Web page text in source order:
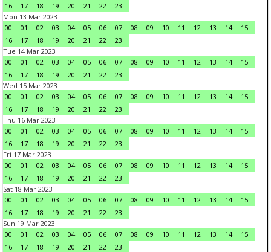
16 17 18 19 20 21 22
23
Mon 13 Mar 2023
00
01 02 03 04 05 06 07 08 09 10 11 12 13 14
15
16
17 18 19 20 21 22
23
Tue 14 Mar 2023
00
01 02 03 04 05 06 07 08 09 10 11 12 13 14
15
16
17 18 19 20 21 22
23
Wed 15 Mar 2023
00
01 02 03 04 05 06 07 08 09 10 11 12 13 14
15
16
17 18 19 20 21 22
23
Thu 16 Mar 2023
00
01 02 03 04 05 06 07 08 09 10 11 12 13 14
15
16
17 18 19 20 21 22
23
Fri 17 Mar 2023
00
01 02 03 04 05 06 07 08 09 10 11 12 13 14
15
16
17 18 19 20 21 22
23
Sat 18 Mar 2023
00
01 02 03 04 05 06 07 08 09 10 11 12 13 14
15
16
17 18 19 20 21 22
23
Sun 19 Mar 2023
00
01 02 03 04 05 06 07 08 09 10 11 12 13 14
15
16
17 18 19 20 21 22
23